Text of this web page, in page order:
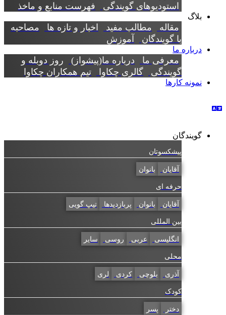
استودیوهای گویندگی
فهرست منابع و ماخذ
بلاگ
مقاله مطالب مفید اخبار و تازه ها
مصاحبه
با گویندگان
آموزش
درباره ما
معرفی ما درباره ما(پیشواز)
روز دوبله و
گویندگی
گالری چکاوا تیم همکاران چکاوا
نمونه کارها
گویندگان
پیشکسوتان
آقایان بانوان
حرفه ای
آقایان بانوان پربازدیدها تیپ گویی
بین المللی
انگلیسی عربی روسی سایر
محلی
آذری بلوچی کردی لری
کودک
دختر پسر